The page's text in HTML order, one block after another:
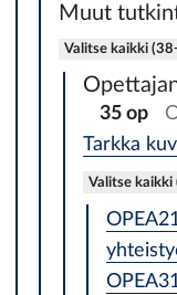
Muut
Valitse kaikki
35 op
Tarkka
Valitse kaikki